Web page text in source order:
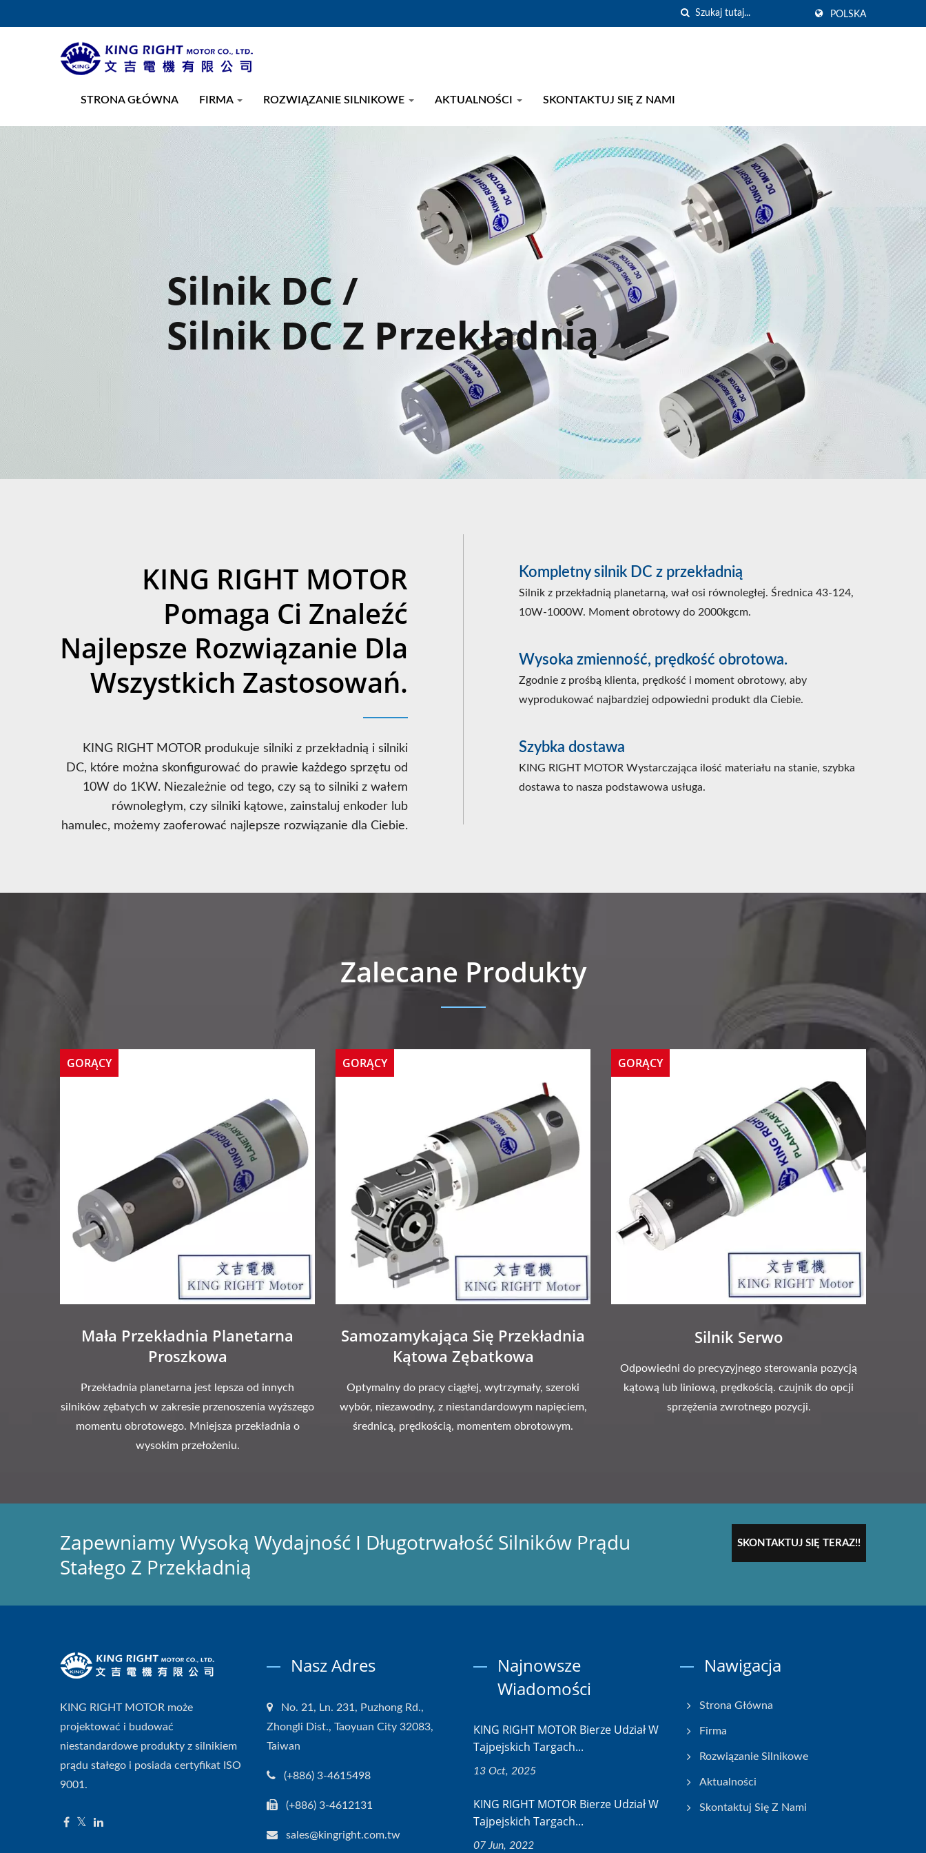
POLSKA
STRONA GŁÓWNA FIRMA ROZWIĄZANIE SILNIKOWE AKTUALNOŚCI SKONTAKTUJ SIĘ Z NAMI
Silnik DC /
Silnik DC Z Przekładnią
KING RIGHT MOTOR
Pomaga Ci Znaleźć
Najlepsze Rozwiązanie Dla
Wszystkich Zastosowań.
KING RIGHT MOTOR produkuje silniki z przekładnią i silniki
DC, które można skonfigurować do prawie każdego sprzętu od
10W do 1KW. Niezależnie od tego, czy są to silniki z wałem
równoległym, czy silniki kątowe, zainstaluj enkoder lub
hamulec, możemy zaoferować najlepsze rozwiązanie dla Ciebie.
Kompletny silnik DC z przekładnią
Silnik z przekładnią planetarną, wał osi równoległej. Średnica 43-124,
10W-1000W. Moment obrotowy do 2000kgcm.
Wysoka zmienność, prędkość obrotowa.
Zgodnie z prośbą klienta, prędkość i moment obrotowy, aby
wyprodukować najbardziej odpowiedni produkt dla Ciebie.
Szybka dostawa
KING RIGHT MOTOR Wystarczająca ilość materiału na stanie, szybka
dostawa to nasza podstawowa usługa.
Zalecane Produkty
GORĄCY
Mała Przekładnia Planetarna
Proszkowa
Przekładnia planetarna jest lepsza od innych
silników zębatych w zakresie przenoszenia wyższego
momentu obrotowego. Mniejsza przekładnia o
wysokim przełożeniu.
GORĄCY
Samozamykająca Się Przekładnia
Kątowa Zębatkowa
Optymalny do pracy ciągłej, wytrzymały, szeroki
wybór, niezawodny, z niestandardowym napięciem,
średnicą, prędkością, momentem obrotowym.
GORĄCY
Silnik Serwo
Odpowiedni do precyzyjnego sterowania pozycją
kątową lub liniową, prędkością. czujnik do opcji
sprzężenia zwrotnego pozycji.
Zapewniamy Wysoką Wydajność I Długotrwałość Silników Prądu
Stałego Z Przekładnią
SKONTAKTUJ SIĘ TERAZ!!
KING RIGHT MOTOR może
projektować i budować
niestandardowe produkty z silnikiem
prądu stałego i posiada certyfikat ISO
9001.
Nasz Adres
No. 21, Ln. 231, Puzhong Rd.,
Zhongli Dist., Taoyuan City 32083,
Taiwan
(+886) 3-4615498
(+886) 3-4612131
sales@kingright.com.tw
Najnowsze
Wiadomości
KING RIGHT MOTOR Bierze Udział W
Tajpejskich Targach...
13 Oct, 2025
KING RIGHT MOTOR Bierze Udział W
Tajpejskich Targach...
07 Jun, 2022
Nawigacja
Strona Główna
Firma
Rozwiązanie Silnikowe
Aktualności
Skontaktuj Się Z Nami